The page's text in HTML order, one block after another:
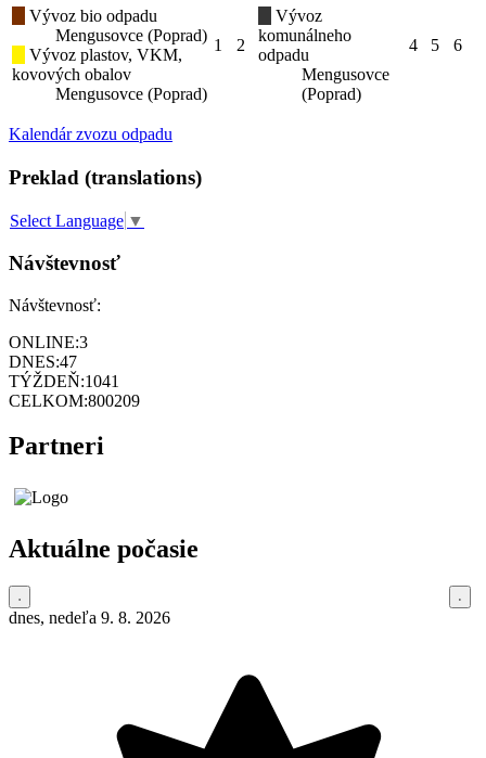
Vývoz bio odpadu
Mengusovce (Poprad)
Vývoz plastov, VKM,
kovových obalov
Mengusovce (Poprad)
1 2
Vývoz
komunálneho
odpadu
Mengusovce
(Poprad)
4 5 6
Kalendár zvozu odpadu
Preklad (translations)
Select Language ▼
Návštevnosť
Návštevnosť:
ONLINE:3
DNES:47
TÝŽDEŇ:1041
CELKOM:800209
Partneri
Aktuálne počasie
dnes, nedeľa 9. 8. 2026